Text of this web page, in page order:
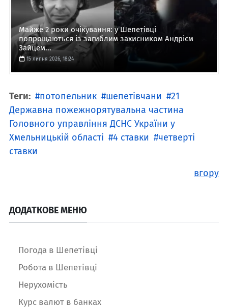
Майже 2 роки очікування: у Шепетівці
попрощаються із загиблим захисником Андрієм
Зайцем...
15 липня 2026, 18:24
Теги: потопельник шепетівчани
21
Державна пожежнорятувальна частина
Головного управління ДСНС України у
Хмельницькій області
4 ставки
четверті
ставки
вгору
ДОДАТКОВЕ МЕНЮ
Погода в Шепетівці
Робота в Шепетівці
Нерухомість
Курс валют в банках